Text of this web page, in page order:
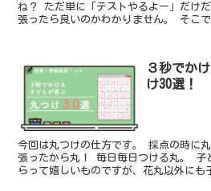
ね？ ただ単に「テストやるよー」だけ
張ったら良いのかわかりません。 そこ
３秒でか
け30選！
今回は丸つけの仕方です。 採点の時に
張ったから丸！ 毎日毎日つける丸。 子
らって嬉しいものですが、花丸以外にも